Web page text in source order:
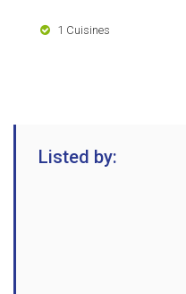
1 Cuisines
Listed by: